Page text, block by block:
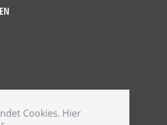
Cookies. Hier